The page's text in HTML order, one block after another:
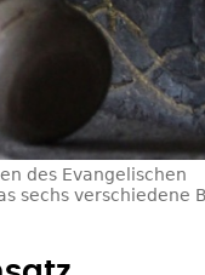
des Evangelischen
sechs verschiedene